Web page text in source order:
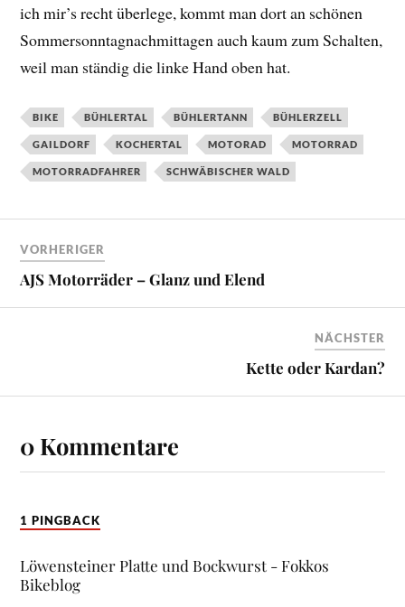
ich mir’s recht überlege, kommt man dort an schönen
Sommersonntagnachmittagen auch kaum zum Schalten,
weil man ständig die linke Hand oben hat.
BIKE BÜHLERTAL BÜHLERTANN BÜHLERZELL
GAILDORF KOCHERTAL MOTORAD MOTORRAD
MOTORRADFAHRER SCHWÄBISCHER WALD
VORHERIGER
AJS Motorräder – Glanz und Elend
NÄCHSTER
Kette oder Kardan?
0 Kommentare
1 PINGBACK
Löwensteiner Platte und Bockwurst - Fokkos
Bikeblog